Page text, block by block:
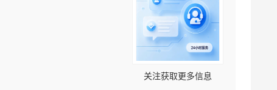
关注获取更多信息